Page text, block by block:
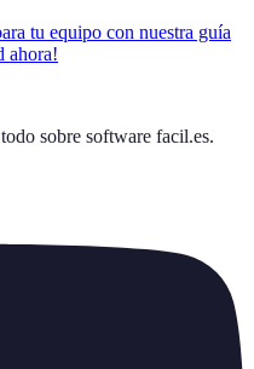
tu equipo con nuestra guía
ahora!
sobre software facil.es.